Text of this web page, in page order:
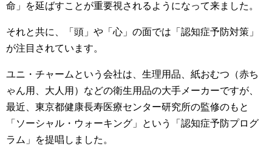
命」を延ばすことが重要視されるようになって来ました。
それと共に、「頭」や「心」の面では「認知症予防対策」
が注目されています。
ユニ・チャームという会社は、生理用品、紙おむつ（赤ち
ゃん用、大人用）などの衛生用品の大手メーカーですが、
最近、東京都健康長寿医療センター研究所の監修のもと
「ソーシャル・ウォーキング」という「認知症予防プログ
ラム」を提唱しました。